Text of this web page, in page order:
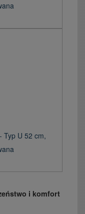
Typ U 52 cm,
i komfort